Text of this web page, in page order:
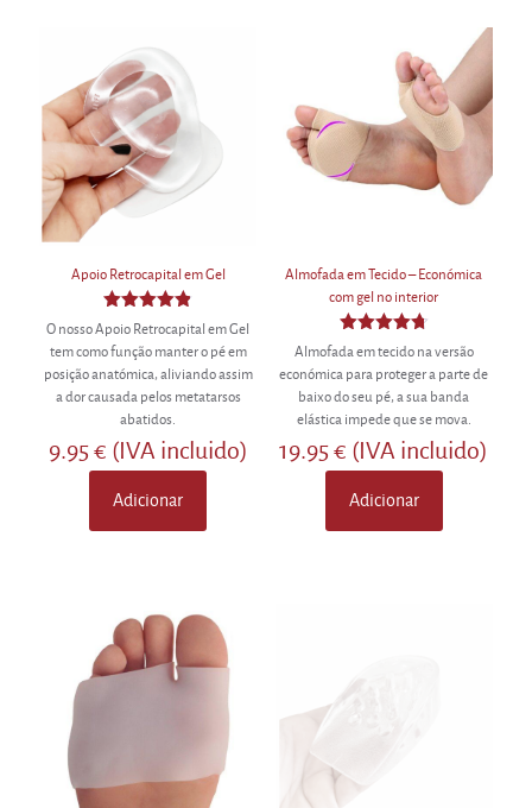
options
may
be
chosen
on
the
product
page
Apoio Retrocapital em Gel
Avaliação
4.86
de 5
O nosso Apoio Retrocapital em Gel
tem como função manter o pé em
posição anatómica, aliviando assim
a dor causada pelos metatarsos
abatidos.
9.95€ (IVA incluido)
Adicionar
Almofada em Tecido – Económica
com gel no interior
Avaliação
4.70
de 5
Almofada em tecido na versão
económica para proteger a parte de
baixo do seu pé, a sua banda
elástica impede que se mova.
19.95€ (IVA incluido)
Adicionar